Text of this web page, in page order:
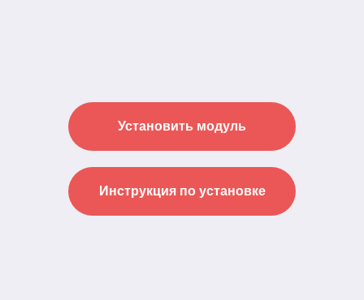
Установить модуль
Инструкция по установке